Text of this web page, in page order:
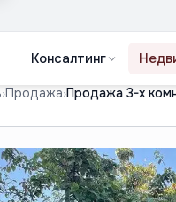
Консалтинг
›Продажа›Продажа 3-х